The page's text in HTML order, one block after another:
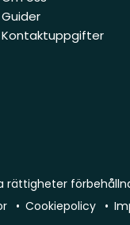
Guider
Kontaktuppgifter
rättigheter
Cookiepolicy